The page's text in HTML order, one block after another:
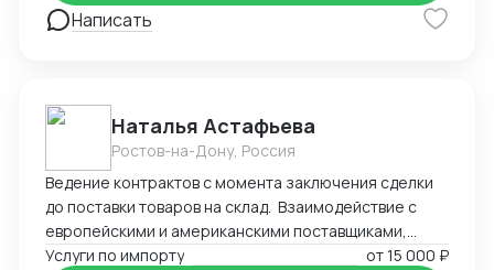
Написать
Наталья Астафьева
Ростов-на-Дону, Россия
Ведение контрактов с момента заключения сделки
до поставки товаров на склад. Взаимодействие с
европейскими и американскими поставщиками,
перевозчиками. Взаимодействие с брокерами,
Услуги по импорту от15 000 ₽